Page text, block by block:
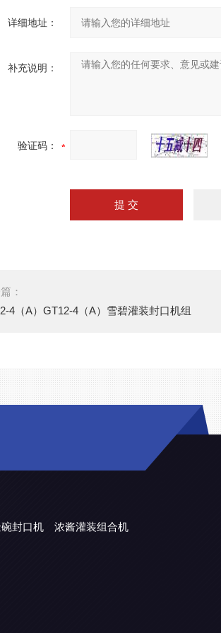
详细地址：
补充说明：
验证码：
：
4（A）GT12-4（A）雪碧灌装封口机组
封口机 浓酱灌装组合机